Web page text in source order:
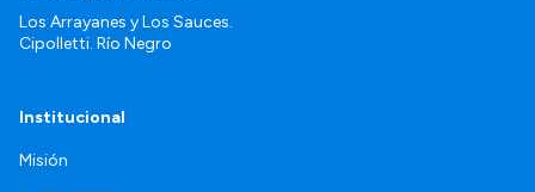
Los Arrayanes y Los Sauces.
Cipolletti. Río Negro
Institucional
Misión